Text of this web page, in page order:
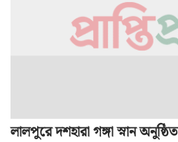
লালপুরে দশহারা গঙ্গা স্নান অনুষ্ঠিত